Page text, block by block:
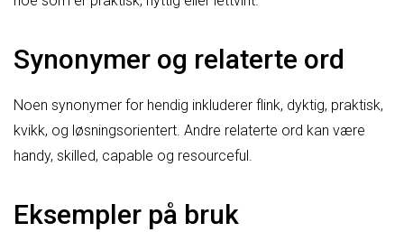
Synonymer og relaterte ord
Noen synonymer for hendig inkluderer flink, dyktig, praktisk,
kvikk, og løsningsorientert. Andre relaterte ord kan være
handy, skilled, capable og resourceful.
Eksempler på bruk